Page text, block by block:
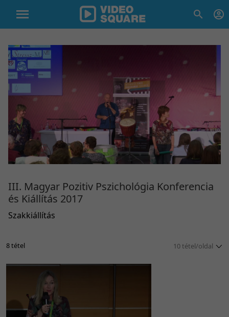
III. Magyar Pozitiv Pszichológia Konferencia
és Kiállítás 2017
Szakkiállítás
8 tétel
10 tétel/oldal